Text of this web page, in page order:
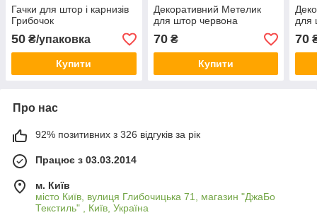
Гачки для штор і карнизів
Грибочок
50 ₴/упаковка
Купити
Декоративний Метелик
для штор червона
70₴
Купити
для
70
Про нас
92% позитивних з 326 відгуків за рік
Працює з 03.03.2014
м. Київ
місто Київ, вулиця Глибочицька 71, магазин "ДжаБо
Текстиль" , Київ, Україна